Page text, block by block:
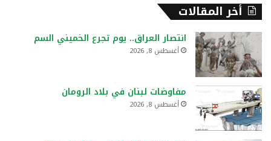
أخر المقالات
انتصار العراق.. يوم تجرع الخميني السم
أغسطس 8, 2026
مفاوضات لبنان في بلاد الرومان
أغسطس 8, 2026